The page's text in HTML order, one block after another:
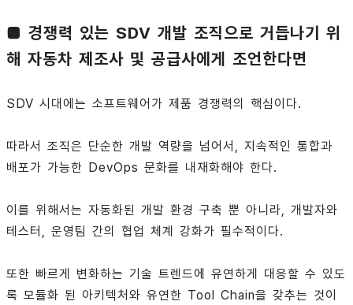
■ 경쟁력 있는 SDV 개발 조직으로 거듭나기 위
해 자동차 제조사 및 공급사에게 조언한다면
SDV 시대에는 소프트웨어가 제품 경쟁력의 핵심이다.
따라서 조직은 단순한 개발 역량을 넘어서, 지속적인 통합과
배포가 가능한 DevOps 문화를 내재화해야 한다.
이를 위해서는 자동화된 개발 환경 구축 뿐 아니라, 개발자와
테스터, 운영팀 간의 협업 체계 강화가 필수적이다.
또한 빠르게 변화하는 기술 트렌드에 유연하게 대응할 수 있도
록 모듈화 된 아키텍처와 유연한 Tool Chain을 갖추는 것이